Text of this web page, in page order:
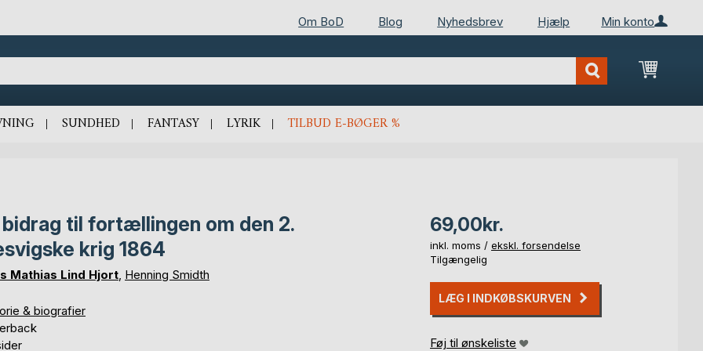
Min konto
Om BoD Blog Nyhedsbrev Hjælp
Min
SUNDHED FANTASY LYRIK TILBUD E-BØGER %
bidrag til fortællingen om den 2.
krig 1864
Mathias Lind Hjort, Henning Smidth
& biografier
69,00kr.
inkl. moms / ekskl. forsendelse
Tilgængelig
LÆG I INDKØBSKURVEN
Føj til ønskeliste